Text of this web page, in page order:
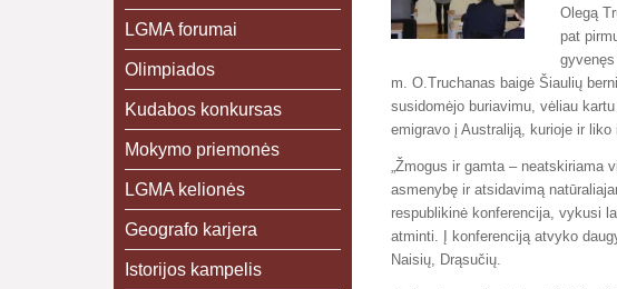
Olegą
pat
m. O.Truchanas baigė Šiaulių
susidomėjo buriavimu, vėliau
emigravo į Australiją, kurioje ir
„Žmogus ir gamta – neatskiriama
asmenybę ir atsidavimą
respublikinė konferencija, vykusi
atminti.
Į konferenciją atvyko
Naisių, Drąsučių.
LGMA forumai
Olimpiados
Kudabos konkursas
Mokymo priemonės
LGMA kelionės
Geografo karjera
Istorijos kampelis